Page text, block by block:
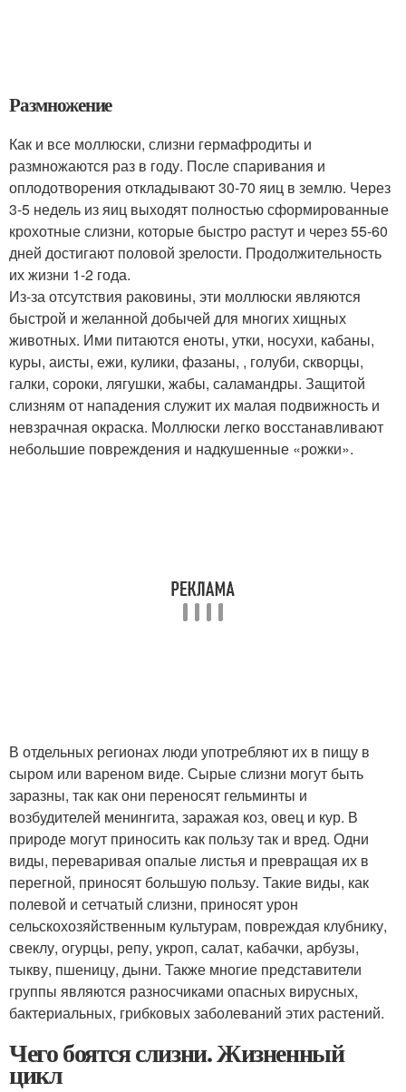
Размножение
Как и все моллюски, слизни гермафродиты и
размножаются раз в году. После спаривания и
оплодотворения откладывают 30-70 яиц в землю. Через
3-5 недель из яиц выходят полностью сформированные
крохотные слизни, которые быстро растут и через 55-60
дней достигают половой зрелости. Продолжительность
их жизни 1-2 года.
Из-за отсутствия раковины, эти моллюски являются
быстрой и желанной добычей для многих хищных
животных. Ими питаются еноты, утки, носухи, кабаны,
куры, аисты, ежи, кулики, фазаны, , голуби, скворцы,
галки, сороки, лягушки, жабы, саламандры. Защитой
слизням от нападения служит их малая подвижность и
невзрачная окраска. Моллюски легко восстанавливают
небольшие повреждения и надкушенные «рожки».
В отдельных регионах люди употребляют их в пищу в
сыром или вареном виде. Сырые слизни могут быть
заразны, так как они переносят гельминты и
возбудителей менингита, заражая коз, овец и кур. В
природе могут приносить как пользу так и вред. Одни
виды, переваривая опалые листья и превращая их в
перегной, приносят большую пользу. Такие виды, как
полевой и сетчатый слизни, приносят урон
сельскохозяйственным культурам, повреждая клубнику,
свеклу, огурцы, репу, укроп, салат, кабачки, арбузы,
тыкву, пшеницу, дыни. Также многие представители
группы являются разносчиками опасных вирусных,
бактериальных, грибковых заболеваний этих растений.
Чего боятся слизни. Жизненный
цикл